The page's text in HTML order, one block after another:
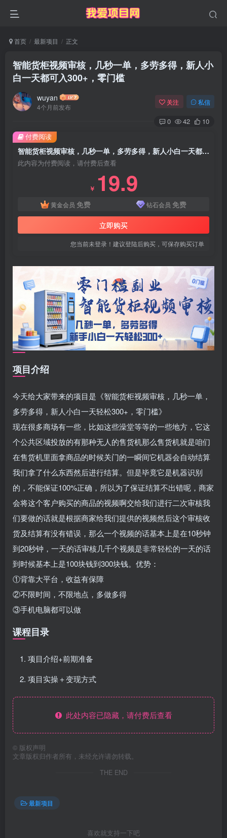
首页 最新项目 正文
智能货柜视频审核，几秒一单，多劳多得，新人小
白一天都可入300+，零门槛
wuyan
4个月前发布
关注 私信
0 42 10
智能货柜视频审核，几秒一单，多劳多得，新人小白一天都可入300+，零门槛
此内容为付费阅读，请付费后查看
￥ 19.9
黄金会员 免费 钻石会员 免费
立即购买
您当前未登录！建议登陆后购买，可保存购买订单
付费阅读
项目介绍
今天给大家带来的项目是《智能货柜视频审核，几秒一单，
多劳多得，新人小白一天轻松300+，零门槛》
现在很多商场有一些，比如这些澡堂等等的一些地方，它这
个公共区域投放的有那种无人的售货机那么售货机就是咱们
在售货机里面拿商品的时候关门的一瞬间它机器会自动结算
我们拿了什么东西然后进行结算。但是毕竟它是机器识别
的，不能保证100%正确，所以为了保证结算不出错呢，商家
会将这个客户购买的商品的视频啊交给我们进行二次审核我
们要做的话就是根据商家给我们提供的视频然后这个审核收
货及结算有没有错误，那么一个视频的话基本上是在10秒钟
到20秒钟，一天的话审核几千个视频是非常轻松的一天的话
到时候基本上是100块钱到300块钱。优势：
①背靠大平台，收益有保障
②不限时间，不限地点，多做多得
③手机电脑都可以做
课程目录
项目介绍+前期准备
项目实操＋变现方式
此处内容已隐藏，请付费后查看
© 版权声明
文章版权归作者所有，未经允许请勿转载。
THE END
最新项目
喜欢就支持一下吧